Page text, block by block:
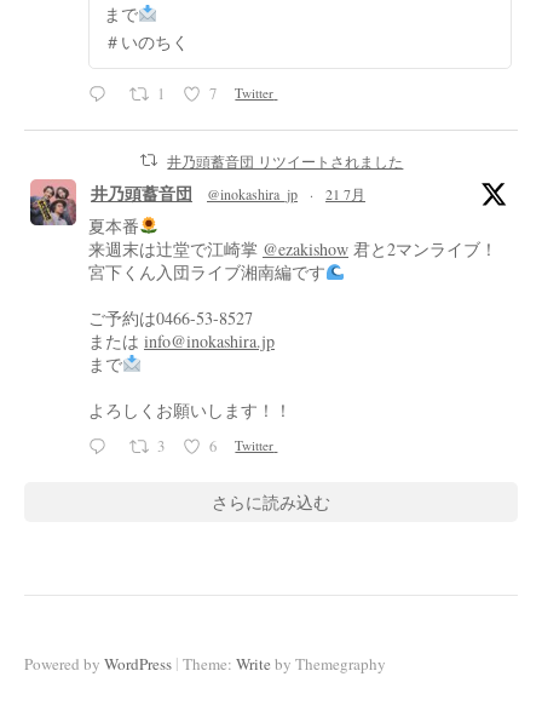
まで
＃いのちく
1 7 Twitter
井乃頭蓄音団 リツイートされました
井乃頭蓄音団 @inokashira_jp · 21 7月
夏本番
来週末は辻堂で江崎掌 @ezakishow 君と2マンライブ！
宮下くん入団ライブ湘南編です
ご予約は0466-53-8527
または info@inokashira.jp
まで
よろしくお願いします！！
3 6 Twitter
さらに読み込む
Powered by WordPress | Theme: Write by Themegraphy